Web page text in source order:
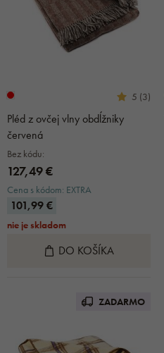
5 (3)
Pléd z ovčej vlny obdĺžniky
červená
Bez kódu:
127,49 €
Cena s kódom: EXTRA
101,99 €
nie je skladom
DO KOŠÍKA
ZADARMO